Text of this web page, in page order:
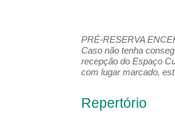
PRÉ-RESERVA
Caso não tenha
recepção do Espaço
com lugar marcado,
Repertório